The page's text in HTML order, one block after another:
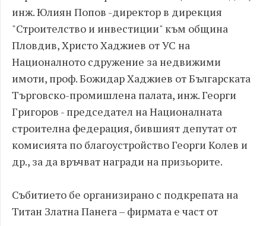
инж. Юлиян Попов -директор в дирекция
"Строителство и инвестиции" към община
Пловдив, Христо Хаджиев от УС на
Националното сдружение за недвижими
имоти, проф. Божидар Хаджиев от Българската
Търговско-промишлена палата, инж. Георги
Григоров - председател на Националната
строителна федерация, бившият депутат от
комисията по благоустройство Георги Колев и
др., за да връчват награди на призьорите.
Събитието бе организирано с подкрепата на
Титан Златна Панега – фирмата е част от